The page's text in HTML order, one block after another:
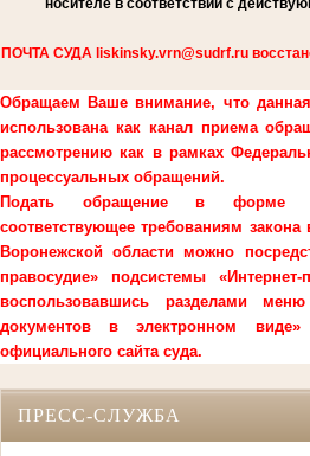
носителе в соответствии с
ПОЧТА СУДА liskinsky.vrn@sudrf.ru
Обращаем Ваше внимание, что
использована как канал приема
рассмотрению как в рамках
процессуальных обращений.
Подать обращение в форме
соответствующее требованиям
Воронежской области можно
правосудие» подсистемы
воспользовавшись разделами
документов в электронном
официального сайта суда.
ПРЕСС-СЛУЖБА